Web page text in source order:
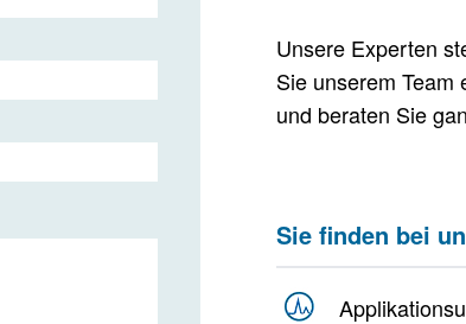
Unsere Experten
Sie unserem Team
und beraten Sie
Sie finden bei